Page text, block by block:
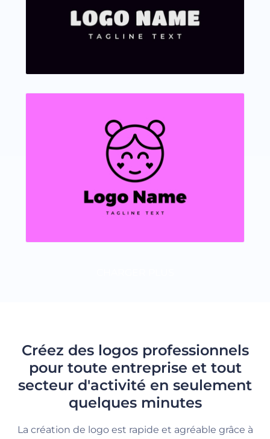
Créez des logos professionnels
pour toute entreprise et tout
secteur d'activité en seulement
quelques minutes
La création de logo est rapide et agréable grâce à